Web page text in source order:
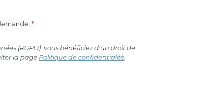
*
(RGPD), vous bénéficiez d'un droit de
la page Politique de confidentialité